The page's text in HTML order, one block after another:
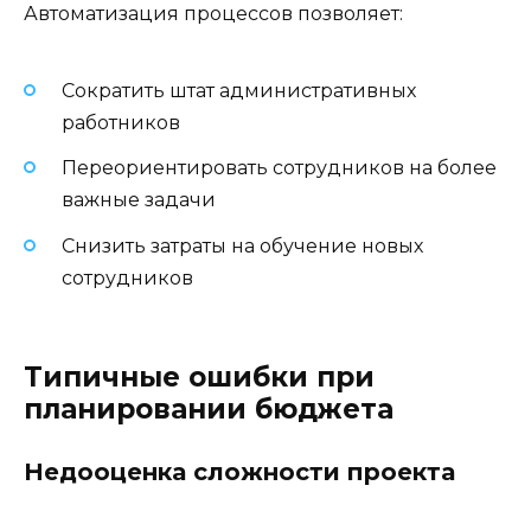
Автоматизация процессов позволяет:
Сократить штат административных
работников
Переориентировать сотрудников на более
важные задачи
Снизить затраты на обучение новых
сотрудников
Типичные ошибки при
планировании бюджета
Недооценка сложности проекта